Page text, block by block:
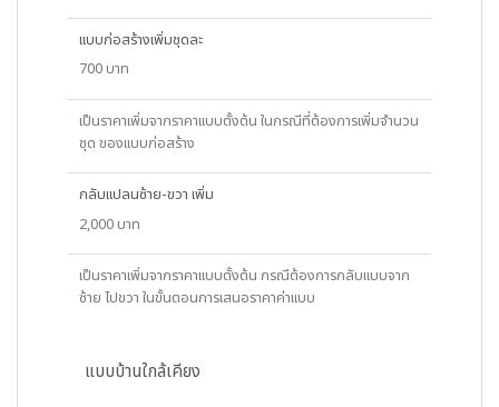
แบบก่อสร้างเพิ่มชุดละ
700 บาท
เป็นราคาเพิ่มจากราคาแบบตั้งต้น ในกรณีที่ต้องการเพิ่มจำนวน
ชุด ของแบบก่อสร้าง
กลับแปลนซ้าย-ขวา เพิ่ม
2,000 บาท
เป็นราคาเพิ่มจากราคาแบบตั้งต้น กรณีต้องการกลับแบบจาก
ซ้าย ไปขวา ในขั้นตอนการเสนอราคาค่าแบบ
แบบบ้านใกล้เคียง